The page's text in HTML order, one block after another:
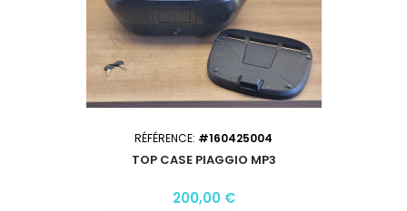
RÉFÉRENCE: #160425004
TOP CASE PIAGGIO MP3
200,00 €